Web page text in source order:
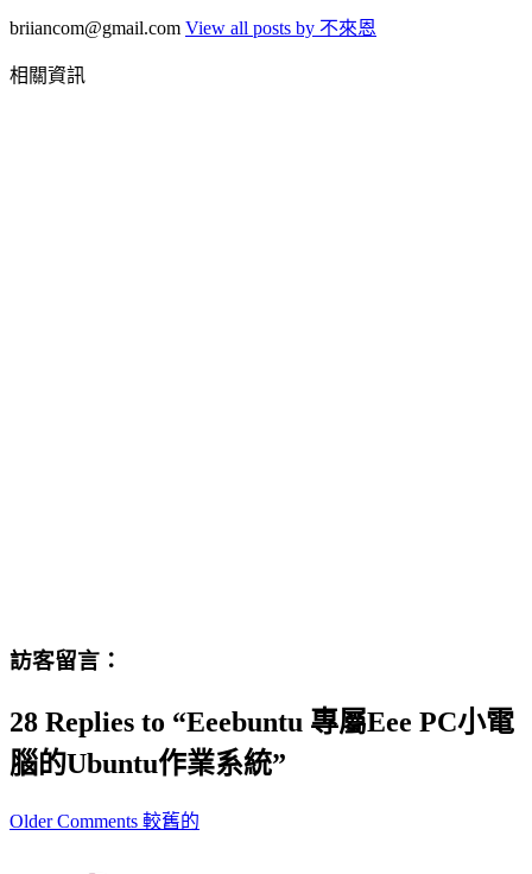
briiancom@gmail.com View all posts by 不來恩
相關資訊
訪客留言：
28 Replies to “Eeebuntu 專屬Eee PC小電
腦的Ubuntu作業系統”
Comment
Older Comments 較舊的